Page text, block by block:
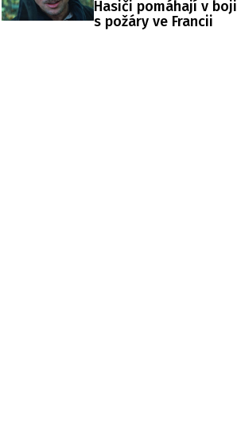
Hasiči pomáhají v boji
s požáry ve Francii